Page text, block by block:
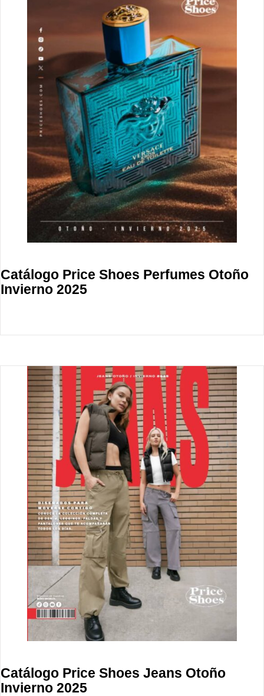
Catálogo Price Shoes Perfumes Otoño
Invierno 2025
Catálogo Price Shoes Jeans Otoño
Invierno 2025